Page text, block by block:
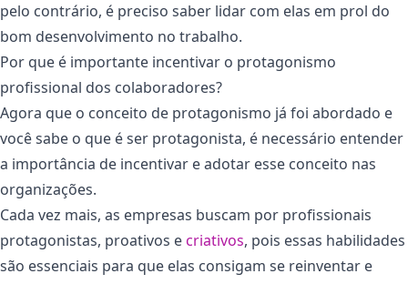
pelo contrário, é preciso saber lidar com elas em prol do
bom desenvolvimento no trabalho.
Por que é importante incentivar o protagonismo
profissional dos colaboradores?
Agora que o conceito de protagonismo já foi abordado e
você sabe o que é ser protagonista, é necessário entender
a importância de incentivar e adotar esse conceito nas
organizações.
Cada vez mais, as empresas buscam por profissionais
protagonistas, proativos ecriativos, pois essas habilidades
são essenciais para que elas consigam se reinventar e